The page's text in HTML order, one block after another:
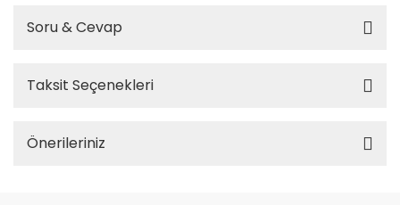
Soru & Cevap
Taksit Seçenekleri
Önerileriniz